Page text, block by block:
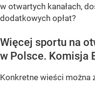
w otwartych kanałach,
dodatkowych opłat?
Więcej sportu na
w Polsce. Komisja
Konkretne wieści można